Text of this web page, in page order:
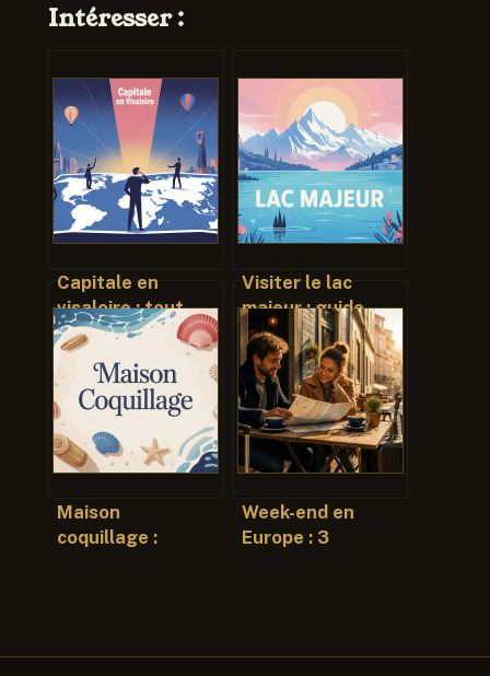
Intéresser :
Capitale en
visaloire : tout
comprendre sur la
ville et la
plateforme
Visiter le lac
majeur : guide
complet pour un
séjour inoubliable
Maison
coquillage :
Week-end en
Europe : 3